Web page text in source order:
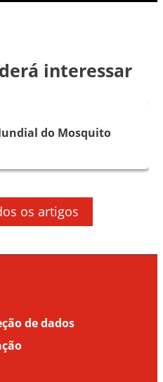
interessar
do Mosquito
por Vetores
os artigos
de dados